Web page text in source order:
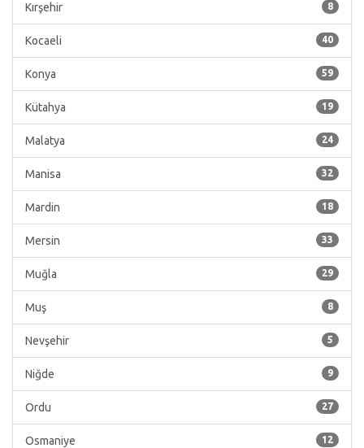
8
Kırşehir
40
Kocaeli
59
Konya
19
Kütahya
24
Malatya
32
Manisa
18
Mardin
33
Mersin
29
Muğla
8
Muş
5
Nevşehir
9
Niğde
27
Ordu
12
Osmaniye